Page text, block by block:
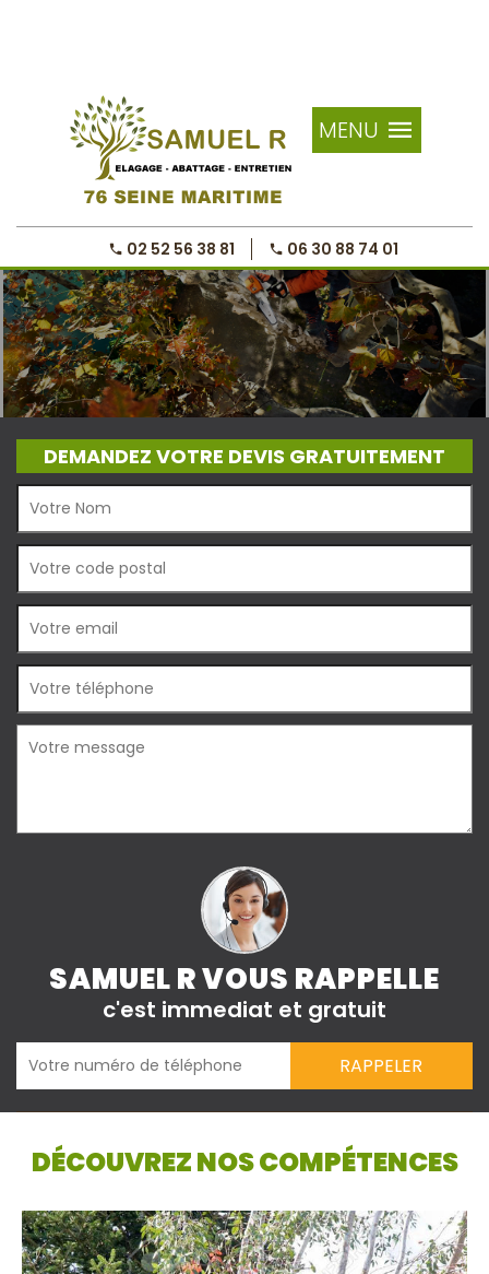
MENU
02 52 56 38 81 06 30 88 74 01
DEMANDEZ VOTRE DEVIS GRATUITEMENT
SAMUEL R VOUS RAPPELLE
c'est immediat et gratuit
DÉCOUVREZ NOS COMPÉTENCES